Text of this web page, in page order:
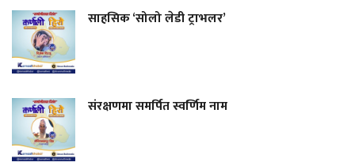
साहसिक ‘सोलो लेडी ट्राभलर’
संरक्षणमा समर्पित स्वर्णिम नाम